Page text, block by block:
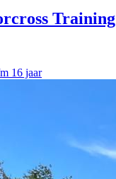
Training
16 jaar